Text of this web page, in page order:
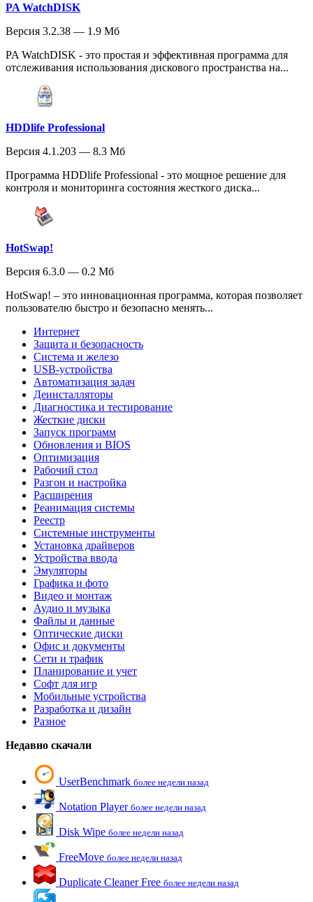
PA WatchDISK
Версия 3.2.38 — 1.9 Мб
PA WatchDISK - это простая и эффективная программа для
отслеживания использования дискового пространства на...
HDDlife Professional
Версия 4.1.203 — 8.3 Мб
Программа HDDlife Professional - это мощное решение для
контроля и мониторинга состояния жесткого диска...
HotSwap!
Версия 6.3.0 — 0.2 Мб
HotSwap! – это инновационная программа, которая позволяет
пользователю быстро и безопасно менять...
Интернет
Защита и безопасность
Система и железо
USB-устройства
Автоматизация задач
Деинсталляторы
Диагностика и тестирование
Жесткие диски
Запуск программ
Обновления и BIOS
Оптимизация
Рабочий стол
Разгон и настройка
Расширения
Реанимация системы
Реестр
Системные инструменты
Установка драйверов
Устройства ввода
Эмуляторы
Графика и фото
Видео и монтаж
Аудио и музыка
Файлы и данные
Оптические диски
Офис и документы
Сети и трафик
Планирование и учет
Софт для игр
Мобильные устройства
Разработка и дизайн
Разное
Недавно скачали
UserBenchmark более недели назад
Notation Player более недели назад
Disk Wipe более недели назад
FreeMove более недели назад
Duplicate Cleaner Free более недели назад